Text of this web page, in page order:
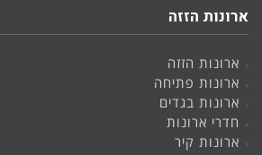
ארונות הזזה
ארונות הזזה
ארונות פתיחה
ארונות בגדים
חדרי ארונות
ארונות קיר